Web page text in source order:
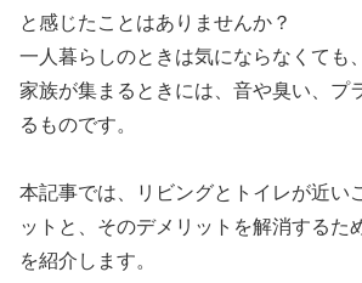
と感じたことはありませんか？
一人暮らしのときは気にならなくても
家族が集まるときには、音や臭い、プ
るものです。
本記事では、リビングとトイレが近い
ットと、そのデメリットを解消するた
を紹介します。